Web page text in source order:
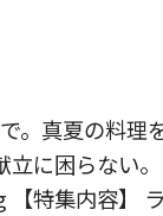
。真夏の料理
に困らない。
【特集内容】